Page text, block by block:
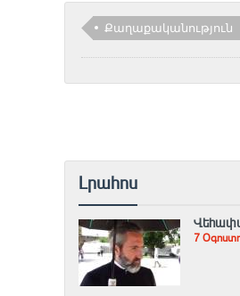
Քաղաքականություն
Լրահոս
7